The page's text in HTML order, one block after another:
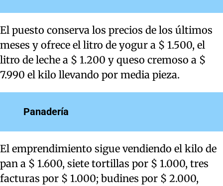
El puesto conserva los precios de los últimos
meses y ofrece el litro de yogur a $ 1.500, el
litro de leche a $ 1.200 y queso cremoso a $
7.990 el kilo llevando por media pieza.
Panadería
El emprendimiento sigue vendiendo el kilo de
pan a $ 1.600, siete tortillas por $ 1.000, tres
facturas por $ 1.000; budines por $ 2.000,